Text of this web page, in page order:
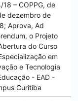
18 – COPPG, de
dezembro de
Aprova, Ad
o Projeto
do Curso
em
e Tecnologia
- EAD -
Curitiba